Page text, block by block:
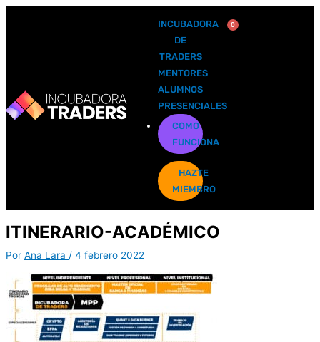
Ir
INCUBADORA
DE
TRADERS
MENTORES
ALUMNOS
PRESENCIALES
COMO
FUNCIONA
HAZTE
MIEMBRO
0
Cart
ITINERARIO-ACADÉMICO
Por Ana Lara / 4 febrero 2022